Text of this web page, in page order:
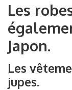
Les
Japon.
Les
jupes.